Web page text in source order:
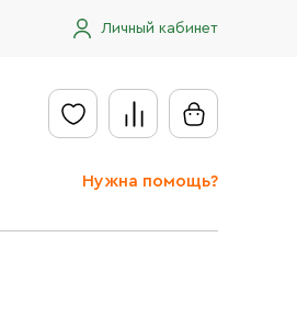
Личный кабинет
Нужна помощь?
Отправить заявку